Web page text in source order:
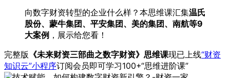
向数字财资转型的企业什么样？本思维课汇集温氏
股份、蒙牛集团、平安集团、美的集团、南航等9
大案例 ，展示给您看！
完整版 《未来财资三部曲之数字财资》思维课现已上线“财资
知识云”小程序订阅会员即可学习100+“思维进阶课”